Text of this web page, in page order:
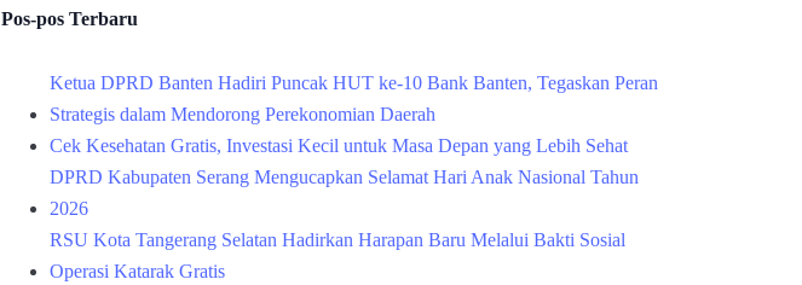
Pos-pos Terbaru
Ketua DPRD Banten Hadiri Puncak HUT ke-10 Bank Banten, Tegaskan Peran
Strategis dalam Mendorong Perekonomian Daerah
Cek Kesehatan Gratis, Investasi Kecil untuk Masa Depan yang Lebih Sehat
DPRD Kabupaten Serang Mengucapkan Selamat Hari Anak Nasional Tahun
2026
RSU Kota Tangerang Selatan Hadirkan Harapan Baru Melalui Bakti Sosial
Operasi Katarak Gratis